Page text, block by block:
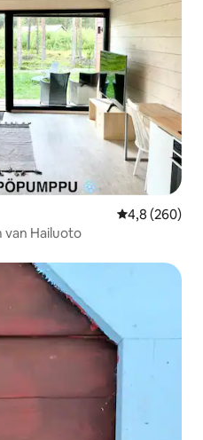
Gemiddelde
4,8 (260)
van Hailuoto